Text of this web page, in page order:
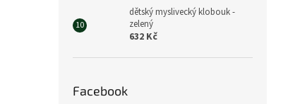
dětský myslivecký klobouk -
zelený
632 Kč
Facebook